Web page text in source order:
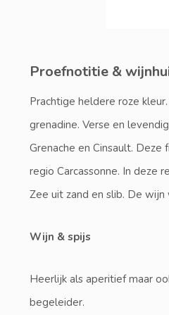
Proefnotitie &
Prachtige heldere roze
grenadine. Verse en
Grenache en Cinsault.
regio Carcassonne. In deze
Zee uit zand en slib. De
Wijn & spijs
Heerlijk als aperitief maar
begeleider.